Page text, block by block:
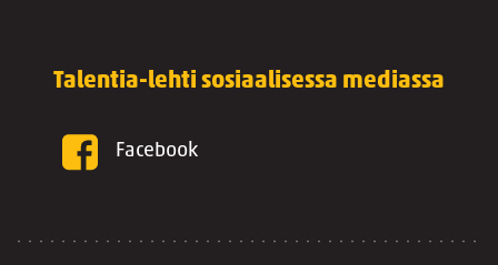
Talentia-lehti sosiaalisessa mediassa
Facebook